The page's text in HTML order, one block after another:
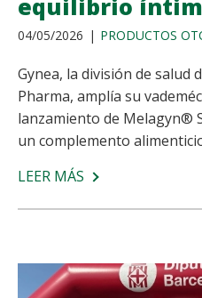
04/05/2026 PRODUCTOS
Gynea, la división de salud
Pharma, amplía su
lanzamiento de Melagyn®
un complemento
LEER MÁS SOBRE
SU
GAMA